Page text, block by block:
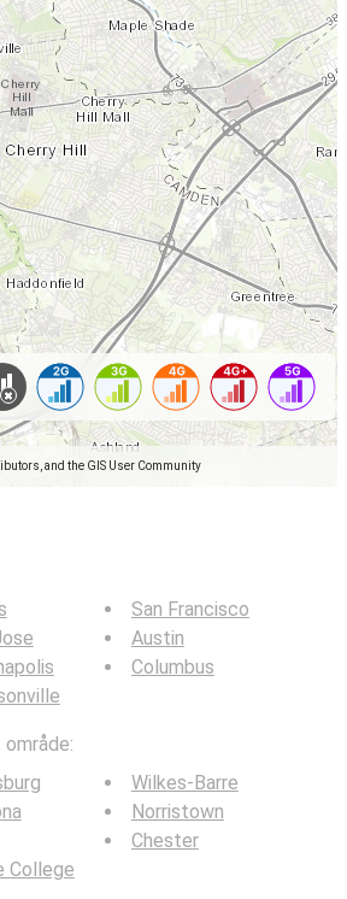
and the GIS User Community
San Francisco
Austin
Columbus
College
Wilkes-Barre
Norristown
Chester